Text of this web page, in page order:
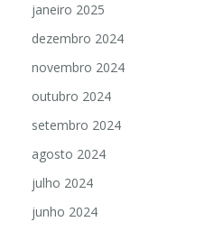
janeiro 2025
dezembro 2024
novembro 2024
outubro 2024
setembro 2024
agosto 2024
julho 2024
junho 2024